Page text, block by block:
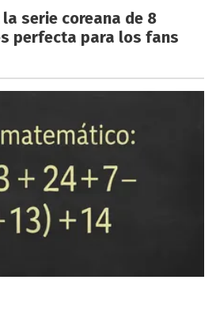
serie coreana de 8
perfecta para los fans